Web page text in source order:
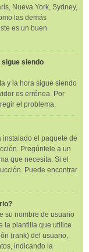
Nueva York, Sydney,
las demás
es un buen
sigue siendo
y la hora sigue siendo
es errónea. Por
el problema.
instalado el paquete de
Pregúntele a un
que necesita. Si el
Puede encontrar
su nombre de usuario
la plantilla que utilice
(rank) del usuario,
indicando la